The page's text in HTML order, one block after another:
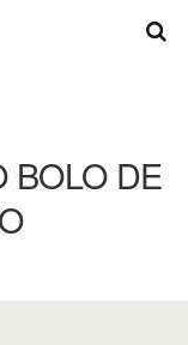
BOLO DE